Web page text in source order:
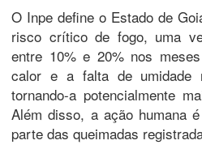
O Inpe define o Estado de
risco crítico de fogo, uma
entre 10% e 20% nos
calor e a falta de umidade
tornando-a potencialmente
Além disso, a ação humana
parte das queimadas